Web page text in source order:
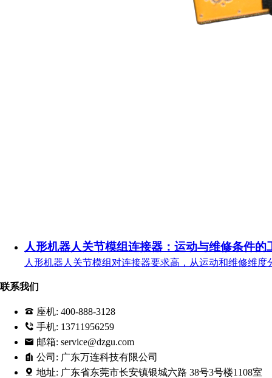
人形机器人关节模组连接器：运动与维修条件的
人形机器人关节模组对连接器要求高，从运动和维修维
联系我们
座机: 400-888-3128
手机: 13711956259
邮箱: service@dzgu.com
公司: 广东万连科技有限公司
地址: 广东省东莞市长安镇银城六路 38号3号楼1108室